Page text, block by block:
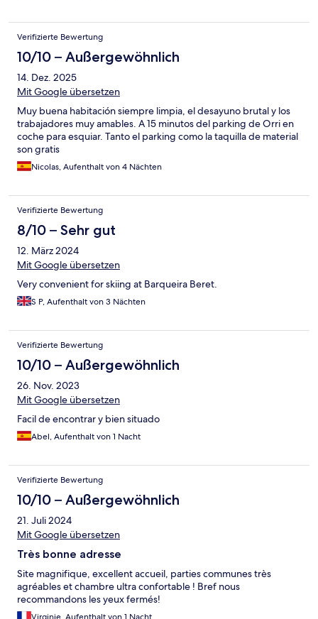
Verifizierte Bewertung
10/10 – Außergewöhnlich
14. Dez. 2025
Mit Google übersetzen
Muy buena habitación siempre limpia, el desayuno brutal y los
trabajadores muy amables. A 15 minutos del parking de Orri en
coche para esquiar. Tanto el parking como la taquilla de material
son gratis
Nicolas, Aufenthalt von 4 Nächten
Verifizierte Bewertung
8/10 – Sehr gut
12. März 2024
Mit Google übersetzen
Very convenient for skiing at Barqueira Beret.
S P, Aufenthalt von 3 Nächten
Verifizierte Bewertung
10/10 – Außergewöhnlich
26. Nov. 2023
Mit Google übersetzen
Facil de encontrar y bien situado
Abel, Aufenthalt von 1 Nacht
Verifizierte Bewertung
10/10 – Außergewöhnlich
21. Juli 2024
Mit Google übersetzen
Très bonne adresse
Site magnifique, excellent accueil, parties communes très
agréables et chambre ultra confortable ! Bref nous
recommandons les yeux fermés!
Virginie, Aufenthalt von 1 Nacht